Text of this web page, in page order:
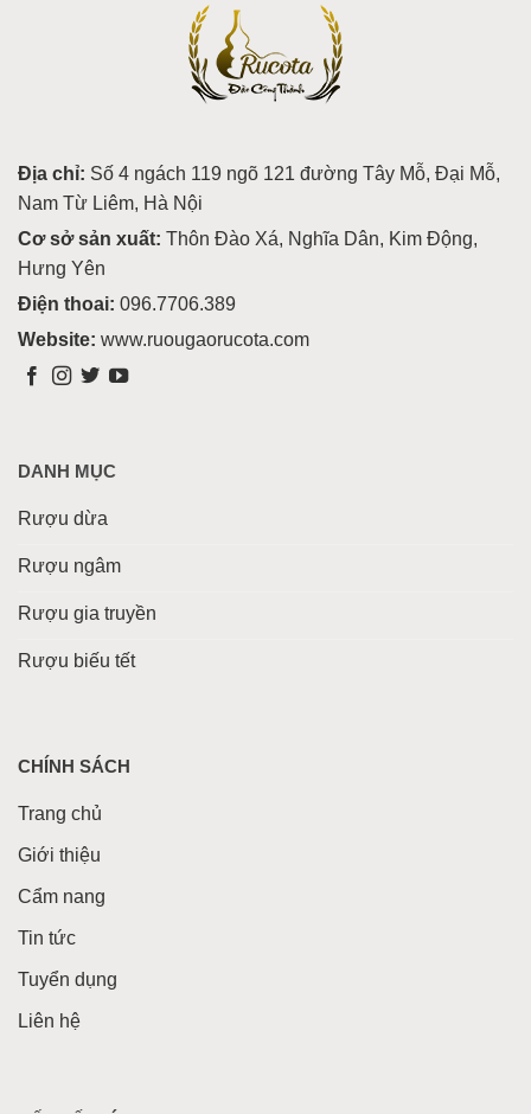
Địa chỉ: Số 4 ngách 119 ngõ 121 đường Tây Mỗ, Đại Mỗ,
Nam Từ Liêm, Hà Nội
Cơ sở sản xuất: Thôn Đào Xá, Nghĩa Dân, Kim Động,
Hưng Yên
Điện thoai: 096.7706.389
Website: www.ruougaorucota.com
DANH MỤC
Rượu dừa
Rượu ngâm
Rượu gia truyền
Rượu biếu tết
CHÍNH SÁCH
Trang chủ
Giới thiệu
Cẩm nang
Tin tức
Tuyển dụng
Liên hệ